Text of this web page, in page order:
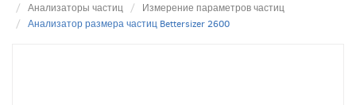
Анализаторы частиц
Измерение параметров частиц
Анализатор размера частиц Bettersizer 2600